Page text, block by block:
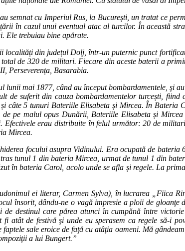
semnatcu Imperiul Rus, la București, un tratat ce
în cazul unui eventual atac al turcilor. În această
Ele trebuiau bine apărate.
din județul Dolj, într-un puternic punct
de 320 de militari. Fiecare din aceste baterii a
Perseverența, Basarabia.
mai 1877, când au început bombardamentele, şi
de suferit din cauza bombardamentelor turcești,
câte 5 tunuri Bateriile Elisabeta și Mircea. În
pe malul opus Dunării, Bateriile Elisabeta și
Efectivele erau distribuite în felul următor: 20 de
Mircea.
focului asupra Vidinului. Era ocupată de
tunul 1 din bateria Mircea, urmat de tunul 1 din
în bateria Carol, acolo unde se afla și regele. La
ei literar, Carmen Sylva), în lucrarea „Fiica
însorit, dându-ne o vagă impresie a ploii de
destinul care părea atunci în cumpănă între
atât de festivă şi unde eu sperasem ca regele să-i
sale eroice de faţă cu atâţia oameni. Mă
a lui Bungert.”